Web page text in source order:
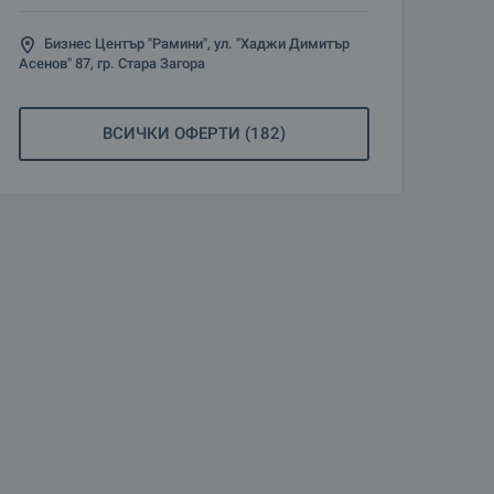
Бизнес Център "Рамини", ул. "Хаджи Димитър
Асенов" 87, гр. Стара Загора
ВСИЧКИ ОФЕРТИ (182)